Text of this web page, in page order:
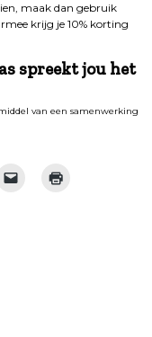
maak dan gebruik
krijg je 10% korting
spreekt jou het
van een samenwerking